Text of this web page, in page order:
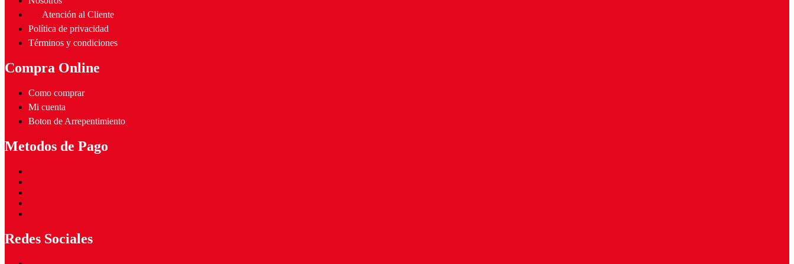
Atención al Cliente
Política de privacidad
Términos y condiciones
Compra Online
Como comprar
Mi cuenta
Boton de Arrepentimiento
Metodos de Pago
Redes Sociales